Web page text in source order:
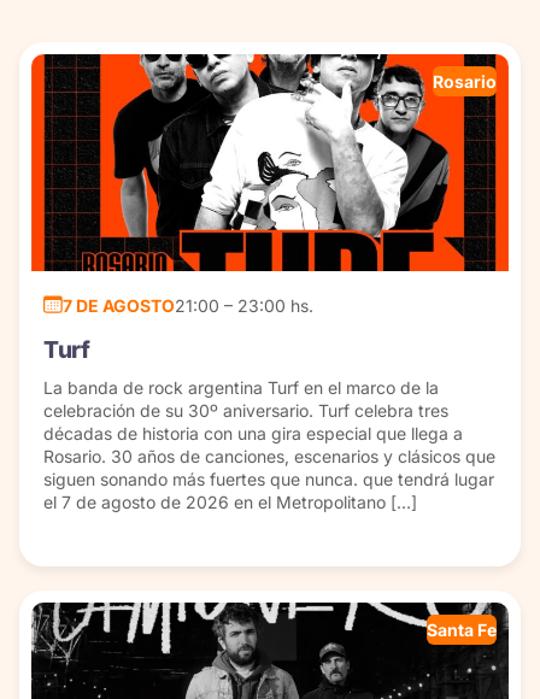
Rosario
7 DE AGOSTO21:00 – 23:00 hs.
Turf
La banda de rock argentina Turf en el marco de la
celebración de su 30º aniversario. Turf celebra tres
décadas de historia con una gira especial que llega a
Rosario. 30 años de canciones, escenarios y clásicos que
siguen sonando más fuertes que nunca. que tendrá lugar
el 7 de agosto de 2026 en el Metropolitano […]
Santa Fe